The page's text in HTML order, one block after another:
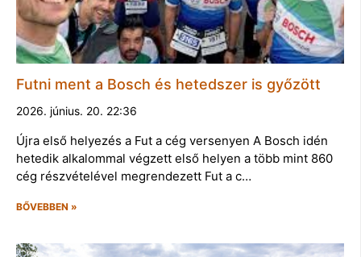
Futni ment a Bosch és hetedszer is győzött
2026. június. 20. 22:36
Újra első helyezés a Fut a cég versenyen A Bosch idén
hetedik alkalommal végzett első helyen a több mint 860
cég részvételével megrendezett Fut a c…
BŐVEBBEN »